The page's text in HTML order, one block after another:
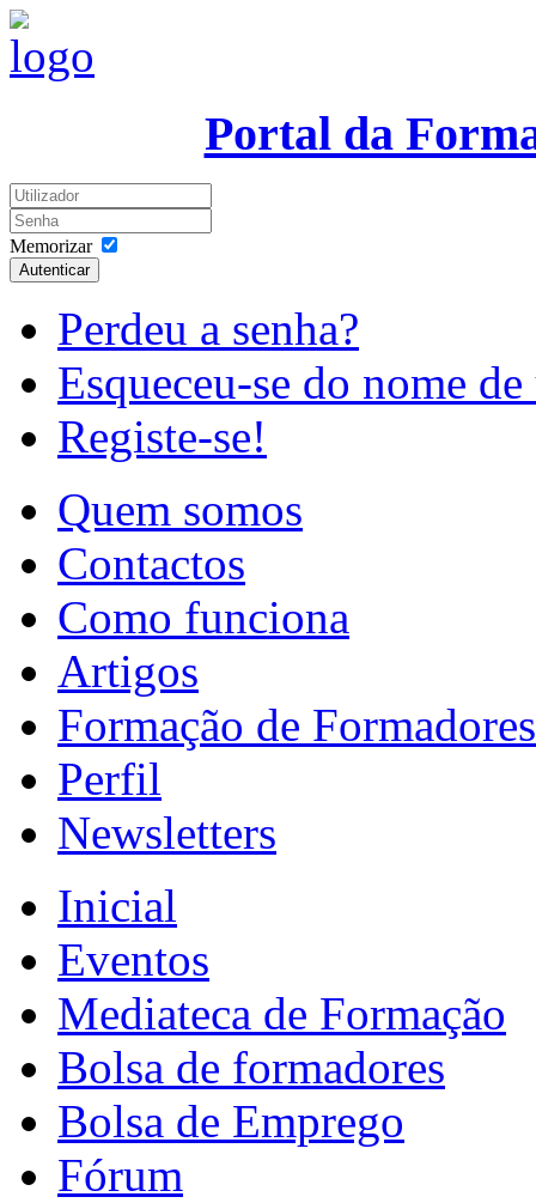
Portal da
Memorizar
Autenticar
Perdeu a senha?
Esqueceu-se do nome
Registe-se!
Quem somos
Contactos
Como funciona
Artigos
Formação de Formadores
Perfil
Newsletters
Inicial
Eventos
Mediateca de Formação
Bolsa de formadores
Bolsa de Emprego
Fórum